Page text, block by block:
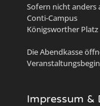
Sofern nicht anders
Conti-Campus
Königsworther Platz
Die Abendkasse
Impressum &